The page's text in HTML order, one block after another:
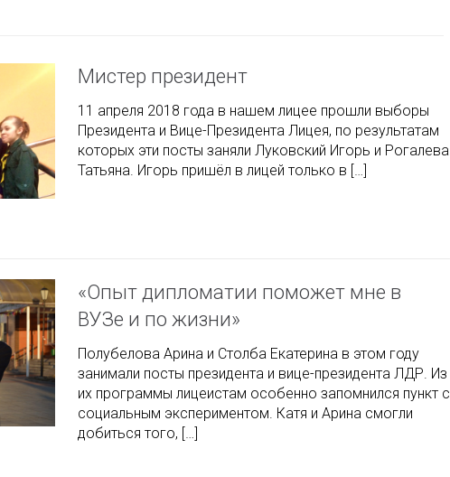
Мистер президент
11 апреля 2018 года в нашем лицее прошли выборы
Президента и Вице-Президента Лицея, по результатам
которых эти посты заняли Луковский Игорь и Рогалева
Татьяна. Игорь пришёл в лицей только в […]
«Опыт дипломатии поможет мне в
ВУЗе и по жизни»
Полубелова Арина и Столба Екатерина в этом году
занимали посты президента и вице-президента ЛДР. Из
их программы лицеистам особенно запомнился пункт с
социальным экспериментом. Катя и Арина смогли
добиться того, […]